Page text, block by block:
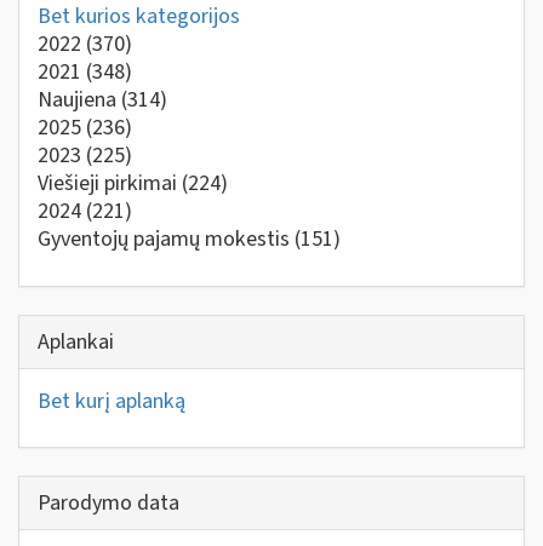
Bet kurios kategorijos
2022 (370)
2021 (348)
Naujiena (314)
2025 (236)
2023 (225)
Viešieji pirkimai (224)
2024 (221)
Gyventojų pajamų mokestis (151)
Aplankai
Bet kurį aplanką
Parodymo data